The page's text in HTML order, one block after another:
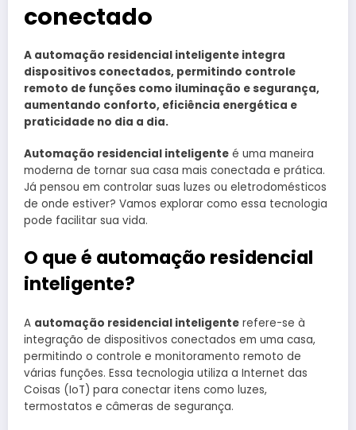
conectado
A automação residencial inteligente integra
dispositivos conectados, permitindo controle
remoto de funções como iluminação e segurança,
aumentando conforto, eficiência energética e
praticidade no dia a dia.
Automação residencial inteligente é uma maneira
moderna de tornar sua casa mais conectada e prática.
Já pensou em controlar suas luzes ou eletrodomésticos
de onde estiver? Vamos explorar como essa tecnologia
pode facilitar sua vida.
O que é automação residencial
inteligente?
A automação residencial inteligente refere-se à
integração de dispositivos conectados em uma casa,
permitindo o controle e monitoramento remoto de
várias funções. Essa tecnologia utiliza a Internet das
Coisas (IoT) para conectar itens como luzes,
termostatos e câmeras de segurança.